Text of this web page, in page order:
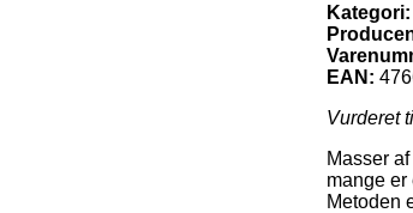
Kategori:
EAN:
Vurderet
Masser
mange er
Metoden